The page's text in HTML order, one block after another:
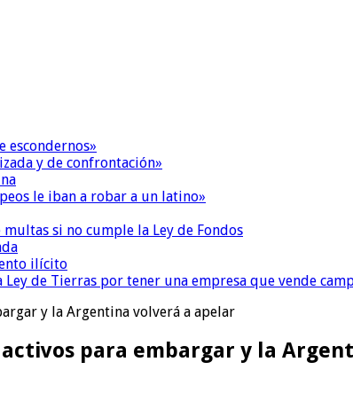
escondernos»
y de confrontación»
le iban a robar a un latino»
si no cumple la Ley de Fondos
ilícito
de Tierras por tener una empresa que vende
y la Argentina volverá a apelar
para embargar y la